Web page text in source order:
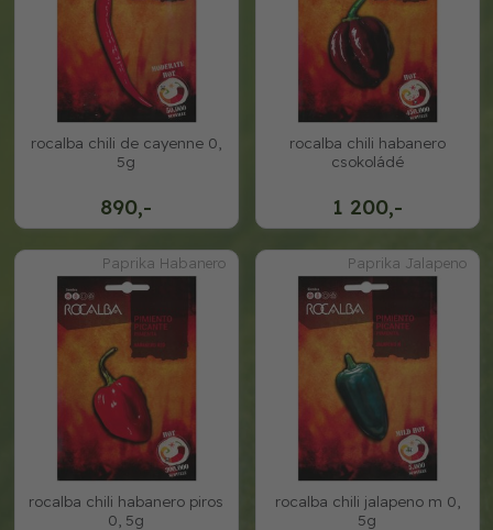
890,-
rocalba chili de cayenne 0,
5g
1 200,-
rocalba chili habanero
csokoládé
Paprika Habanero
rocalba chili habanero piros
0, 5g
Paprika Jalapeno
rocalba chili jalapeno m 0,
5g